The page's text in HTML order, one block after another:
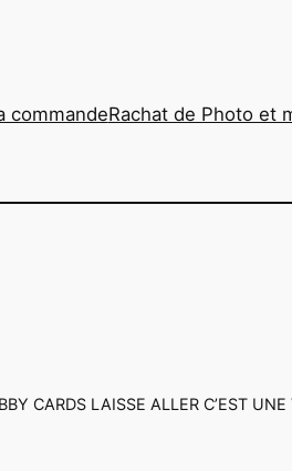
commandeRachat de Photo et
CARDS LAISSE ALLER C’EST